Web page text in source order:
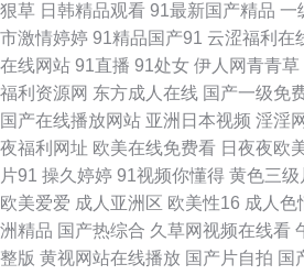
TV天堂 中文福利深夜 国产内射性爱 免费看91
内久久 欧美激情熟妇 香蕉食品 91在线大神超
大香蕉 亚洲天堂2025 成人网址导航大全 狼友
成人超踫 久久艹视频破解 香蕉视频www av午
第一页 91cn入口 成人看片网站 久久性交网 日
狠草 日韩精品观看 91最新国产精品 一
市激情婷婷 91精品国产91 云涩福利在
在线网站 91直播 91处女 伊人网青青草
福利资源网 东方成人在线 国产一级免
国产在线播放网站 亚洲日本视频 淫淫
夜福利网址 欧美在线免费看 日夜夜欧
片91 操久婷婷 91视频你懂得 黄色三级
欧美爱爱 成人亚洲区 欧美性16 成人色
洲精品 国产热综合 久草网视频在线看
整版 黄视网站在线播放 国产片自拍 国